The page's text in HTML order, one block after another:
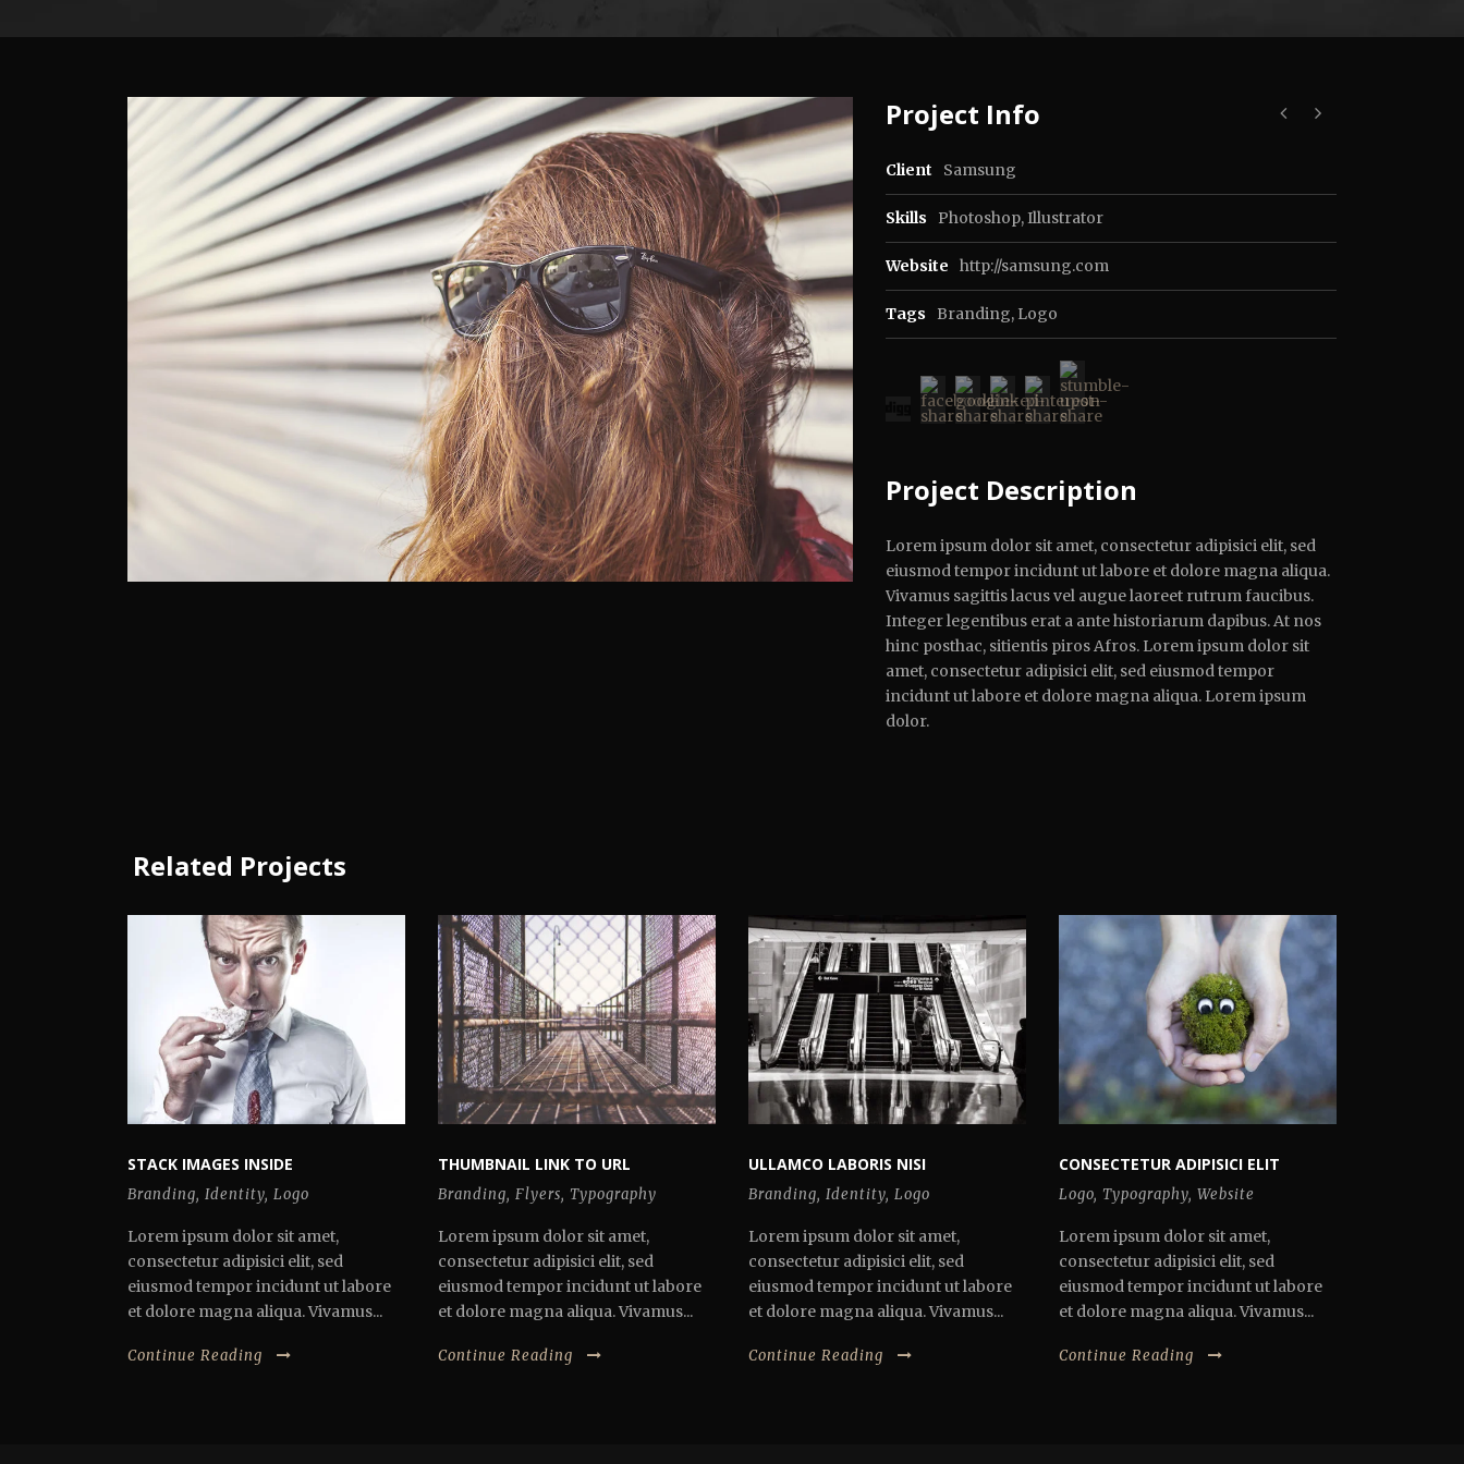
Project Info
Client Samsung
Skills Photoshop, Illustrator
Website http://samsung.com
Tags Branding, Logo
Project Description
Lorem ipsum dolor sit amet, consectetur adipisici elit, sed
eiusmod tempor incidunt ut labore et dolore magna aliqua.
Vivamus sagittis lacus vel augue laoreet rutrum faucibus.
Integer legentibus erat a ante historiarum dapibus. At nos
hinc posthac, sitientis piros Afros. Lorem ipsum dolor sit
amet, consectetur adipisici elit, sed eiusmod tempor
incidunt ut labore et dolore magna aliqua. Lorem ipsum
dolor.
Related Projects
STACK IMAGES INSIDE
Branding, Identity, Logo
Lorem ipsum dolor sit amet,
consectetur adipisici elit, sed
eiusmod tempor incidunt ut labore
et dolore magna aliqua. Vivamus...
Continue Reading
THUMBNAIL LINK TO URL
Branding, Flyers, Typography
Lorem ipsum dolor sit amet,
consectetur adipisici elit, sed
eiusmod tempor incidunt ut labore
et dolore magna aliqua. Vivamus...
Continue Reading
ULLAMCO LABORIS NISI
Branding, Identity, Logo
Lorem ipsum dolor sit amet,
consectetur adipisici elit, sed
eiusmod tempor incidunt ut labore
et dolore magna aliqua. Vivamus...
Continue Reading
CONSECTETUR ADIPISICI ELIT
Logo, Typography, Website
Lorem ipsum dolor sit amet,
consectetur adipisici elit, sed
eiusmod tempor incidunt ut labore
et dolore magna aliqua. Vivamus...
Continue Reading